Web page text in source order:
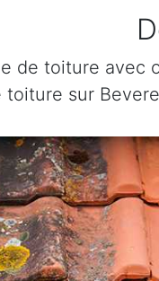
de toiture avec
sur